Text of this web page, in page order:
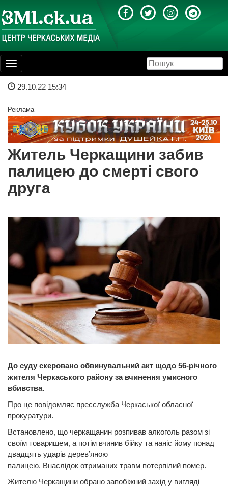
Toggle
navigation
29.10.22 15:34
Реклама
Житель Черкащини забив
палицею до смерті свого
друга
До суду скеровано обвинувальний акт щодо 56-річного
жителя Черкаського району за вчинення умисного
вбивства.
Про це повідомляє пресслужба Черкаської обласної
прокуратури.
Встановлено, що черкащанин розпивав алкоголь разом зі
своїм товаришем, а потім вчинив бійку та наніс йому понад
двадцять ударів дерев’яною
палицею. Внаслідок отриманих травм потерпілий помер.
Жителю Черкащини обрано запобіжний захід у вигляді